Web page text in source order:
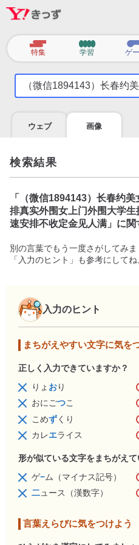
カ
テ
特集 学習 ゲ
気
を
調
べ
よ
う
ウェブ 画像
検索結果
「
（微信1894143）长春约
排真实外围女上门外围大学
速安排不收定金见人满 」に
別の言葉でもう一度さがしてみま
「入力のヒント」も参考にしてね
入力のヒント
まちがえやすい文字に気を
正しく入力できていますか？
りょ おり
おにごつこ
こめずくり
カレエライス
形が似ている文字をまちがえて
ゲ−ム（マイナス記号）
二ュース（漢数字）
言葉えらびに気をつけよう